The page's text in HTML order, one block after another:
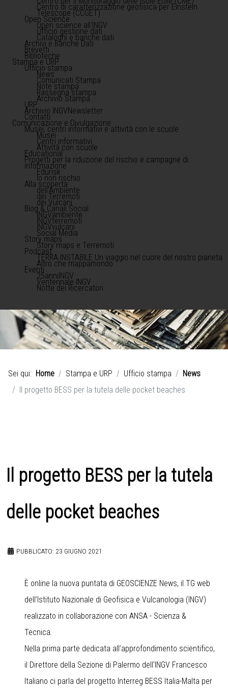
Centro di caratterizzazione geofisica per Einstein
Telescope (CCGET)
Open Science
Open science all'INGV
Ufficio gestione dati
Cataloghi e banche dati
Archivi e Banche Dati
Brevetti
Biblioteche
Stampa e URP
Ufficio stampa
News
Comunicati Stampa
Note stampa
Rassegna stampa
Archivio Stampa
URP
Archivio INGVNewsletter
Contatti
Comunicazione e Divulgazione
Musei, centri informativi e attività con le scuole
Musei
Centri informativi
Attività con scuole
Educational
Progetti per la riduzione del rischio e campagne di
informazione
Edurisk
Io non rischio
Alla scoperta
dell'Ambiente
dei Terremoti
dei Vulcani
Blog & Canali Social
INGVambiente
INGVterremoti
INGVvulcani
Social Media
Story maps
Story maps e Terremoti
Podcast
TERRA INSTABILE Un viaggio nel cuore del nostro pianeta
Altro che mappamondo
Eventi
25anniINGV
Ventennale INGV
Notte dei Ricercatori
Sei qui: Home Stampa e URP Ufficio stampa
News
Il progetto BESS per la tutela delle pocket beaches
Il progetto BESS per la tutela
delle pocket beaches
PUBBLICATO: 23 GIUGNO 2021
È online la nuova puntata di GEOSCIENZE News, il TG web
dell’Istituto Nazionale di Geofisica e Vulcanologia (INGV)
realizzato in collaborazione con ANSA - Scienza &
Tecnica.
Nella prima parte dedicata all’approfondimento scientifico,
il Direttore della Sezione di Palermo dell'INGV Francesco
Italiano ci parla del progetto Interreg BESS Italia-Malta per